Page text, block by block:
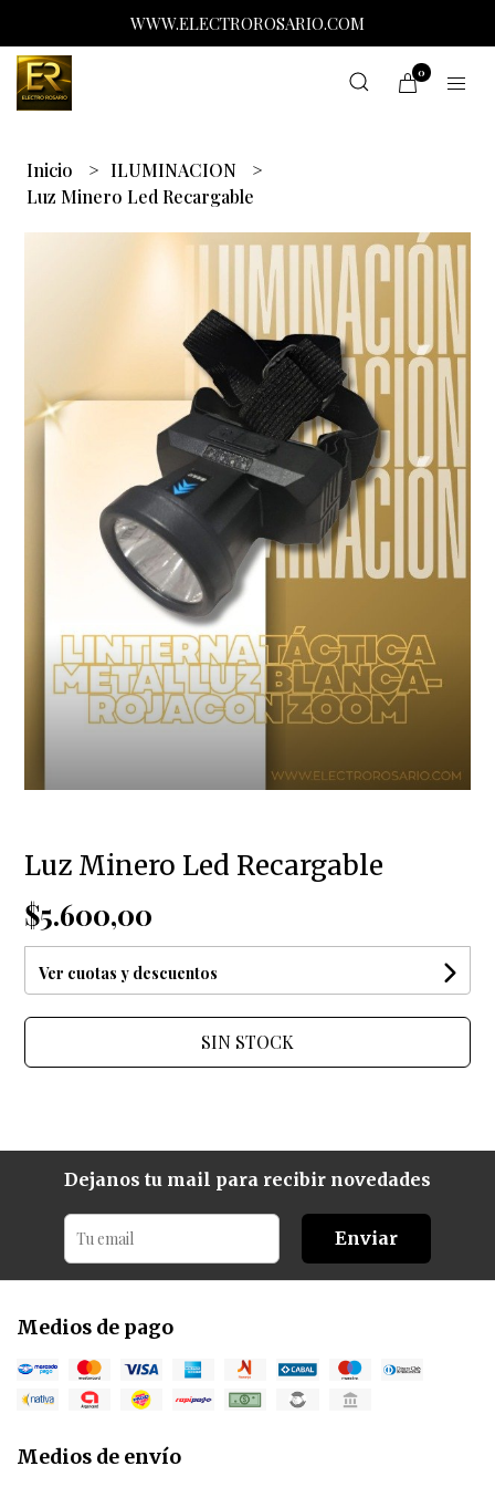
WWW.ELECTROROSARIO.COM
0
Inicio
ILUMINACION
Luz Minero Led Recargable
Luz Minero Led Recargable
$5.600,00
Ver cuotas y descuentos
SIN STOCK
Dejanos tu mail para recibir novedades
Enviar
Medios de pago
Medios de envío